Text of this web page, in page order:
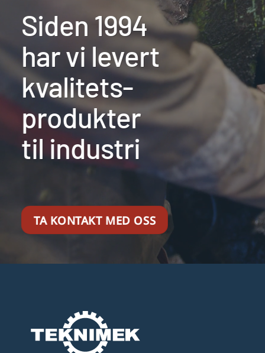
Siden 1994
har vi levert
kvalitets-
produkter
til industri
TA KONTAKT MED OSS